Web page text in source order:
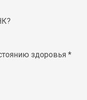
здоровья*